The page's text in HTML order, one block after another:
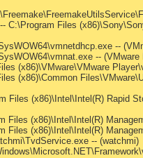
C:\Program Files
--
-- (VMware
(x86)\VMware\VMware
(x86)\Common
Files (x86)\Intel\Intel(R) Rapid
(x86)\Intel\Intel(R)
Files (x86)\Intel\Intel(R)
-- (watchmi)